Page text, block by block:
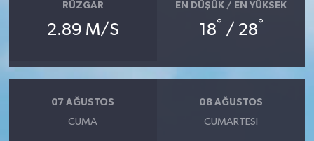
RÜZGAR
2.89 M/S
EN DÜŞÜK / EN YÜKSEK
18° / 28°
07 AĞUSTOS
CUMA
08 AĞUSTOS
CUMARTESI